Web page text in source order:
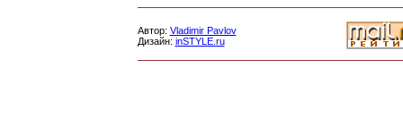
Автор: Vladimir Pavlov
Дизайн: inSTYLE.ru